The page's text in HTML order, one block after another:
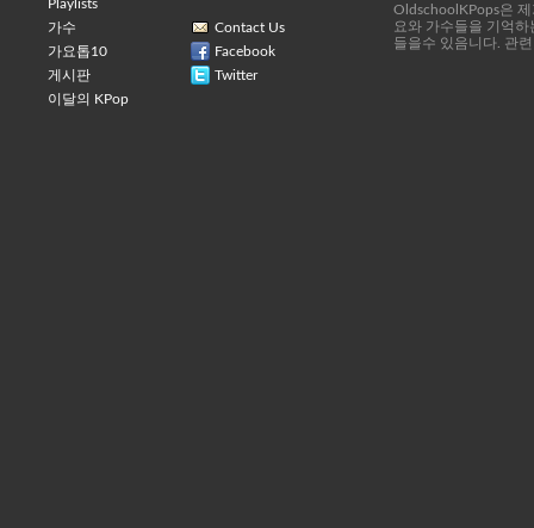
Playlists
가수
가요톱10
게시판
이달의 KPop
Contact Us
Facebook
Twitter
OldschoolKPops은
요와 가수들을 기억
들을수 있음니다. 관